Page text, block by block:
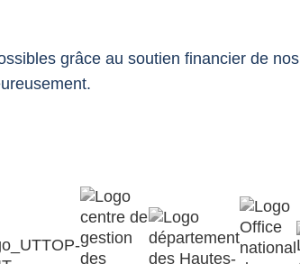
grâce au soutien financier de nos